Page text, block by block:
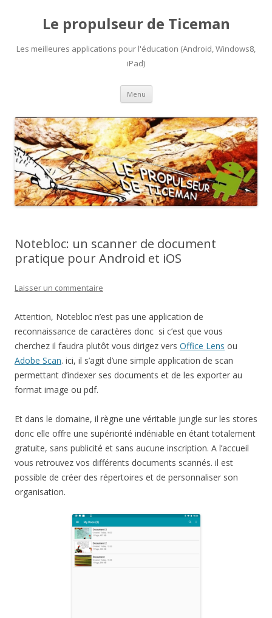
Le propulseur de Ticeman
Les meilleures applications pour l'éducation (Android, Windows8,
iPad)
Menu Aller
contenu
Notebloc: un scanner de document
pratique pour Android et iOS
Laisser un commentaire
Attention, Notebloc n’est pas une application de
reconnaissance de caractères donc si c’est que vous
cherchez il faudra plutôt vous dirigez vers Office Lens ou
Adobe Scan. ici, il s’agit d’une simple application de scan
permettant d’indexer ses documents et de les exporter au
format image ou pdf.
Et dans le domaine, il règne une véritable jungle sur les stores
donc elle offre une supériorité indéniable en étant totalement
gratuite, sans publicité et sans aucune inscription. A l’accueil
vous retrouvez vos différents documents scannés. il est
possible de créer des répertoires et de personnaliser son
organisation.